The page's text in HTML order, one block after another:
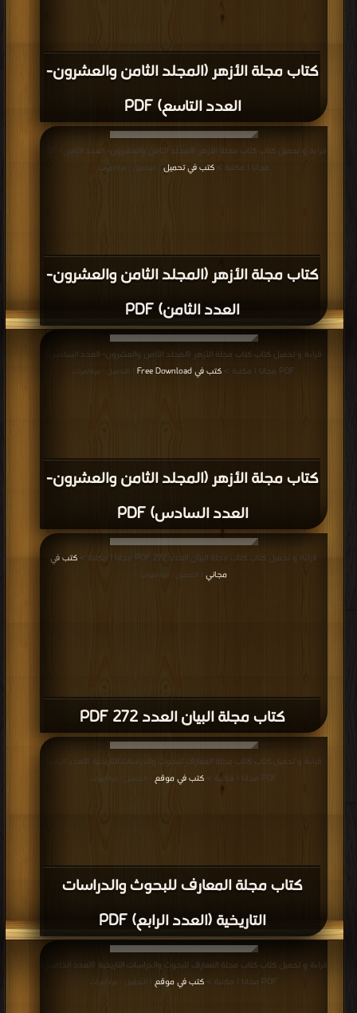
كتاب مجلة الأزهر (المجلد الثامن والعشرون-
العدد التاسع) PDF
كتاب مجلة الأزهر (المجلد الثامن والعشرون-
العدد الثامن) PDF
مجانا | مكتبة >كتب في تحميل | التحميل : مرة/مرات
كتاب مجلة الأزهر (المجلد الثامن والعشرون-
العدد السادس) PDF
قراءة و تحميل كتاب كتاب مجلة الأزهر (المجلد الثامن والعشرون- العدد السادس)
PDF مجانا | مكتبة >
كتب في Free Download | التحميل : مرة/مرات
كتاب مجلة البيان العدد 272 PDF
قراءة و تحميل كتاب كتاب مجلة البيان العدد 272 PDF مجانا | مكتبة >
كتب في
مجاني | التحميل : مرة/مرات
كتاب مجلة المعارف للبحوث والدراسات
التاريخية (العدد الرابع) PDF
قراءة و تحميل كتاب كتاب مجلة المعارف للبحوث والدراسات التاريخية (العدد الرابع)
PDF مجانا | مكتبة >
كتب في موقع | التحميل : مرة/مرات
قراءة و تحميل كتاب كتاب مجلة المعارف للبحوث والدراسات التاريخية (العدد الخامس)
PDF مجانا | مكتبة >
كتب في موقع | التحميل : مرة/مرات